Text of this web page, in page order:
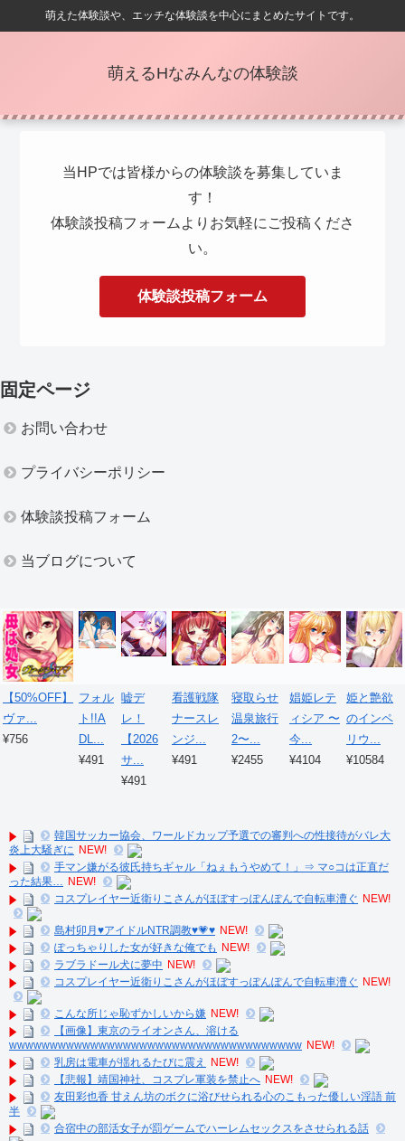
萌えた体験談や、エッチな体験談を中心にまとめたサイトです。
萌えるHなみんなの体験談
当HPでは皆様からの体験談を募集していま
す！
体験談投稿フォームよりお気軽にご投稿くださ
い。
体験談投稿フォーム
固定ページ
お問い合わせ
プライバシーポリシー
体験談投稿フォーム
当ブログについて
【50%OFF】
ヴァ...
¥756
フォル
ト!!A
DL...
¥491
嘘デ
レ！
【2026
サ...
¥491
看護戦隊
ナースレ
ンジ...
¥491
寝取らせ
温泉旅行
2〜...
¥2455
娼姫レテ
ィシア 〜
今...
¥4104
姫と艶欲
のインペ
リウ...
¥10584
韓国サッカー協会、ワールドカップ予選での審判への性接待がバレ大
炎上大騒ぎに NEW!
手マン嫌がる彼氏持ちギャル「ねぇもうやめて！」⇒ マ○コは正直だ
った結果… NEW!
コスプレイヤー近衛りこさんがほぼすっぽんぽんで自転車漕ぐ NEW!
島村卯月♥️アイドルNTR調教♥️💗♥️ NEW!
ぽっちゃりした女が好きな俺でも
NEW!
ラブラドール犬に夢中 NEW!
コスプレイヤー近衛りこさんがほぼすっぽんぽんで自転車漕ぐ NEW!
こんな所じゃ恥ずかしいから嫌 NEW!
【画像】東京のライオンさん、溶ける
wwwwwwwwwwwwwwwwwwwwwwwwwwwwwwwwwwww NEW!
乳房は電車が揺れるたびに震え
NEW!
【悲報】靖国神社、コスプレ軍装を禁止へ NEW!
友田彩也香 甘えん坊のボクに浴びせられる心のこもった優しい淫語 前
半
合宿中の部活女子が罰ゲームでハーレムセックスをさせられる話